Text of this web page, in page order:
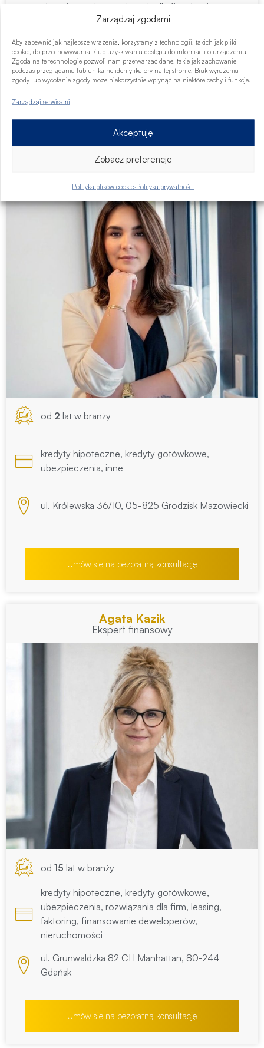
Zarządzaj zgodami
Aby zapewnić jak najlepsze wrażenia, korzystamy z technologii, takich jak pliki
cookie, do przechowywania i/lub uzyskiwania dostępu do informacji o urządzeniu.
Zgoda na te technologie pozwoli nam przetwarzać dane, takie jak zachowanie
podczas przeglądania lub unikalne identyfikatory na tej stronie. Brak wyrażenia
zgody lub wycofanie zgody może niekorzystnie wpłynąć na niektóre cechy i funkcje.
Zarządzaj serwisami
Akceptuję
Zobacz preferencje
Polityka plików cookiesPolityka prywatności
ubezpieczenia, rozwiązania dla firm, leasing,
faktoring, finansowanie deweloperów, pożyczki
Aleja Rzeczypospolitej 24, 02-976 Warszawa
Karolina Gierkowska-Szemiot
od 2 lat w branży
kredyty hipoteczne, kredyty gotówkowe,
ubezpieczenia, inne
ul. Królewska 36/10, 05-825 Grodzisk Mazowiecki
Umów się na bezpłatną konsultację
Agata Kazik
Ekspert finansowy
od 15 lat w branży
kredyty hipoteczne, kredyty gotówkowe,
ubezpieczenia, rozwiązania dla firm, leasing,
faktoring, finansowanie deweloperów,
nieruchomości
ul. Grunwaldzka 82 CH Manhattan, 80-244
Gdańsk
Umów się na bezpłatną konsultację